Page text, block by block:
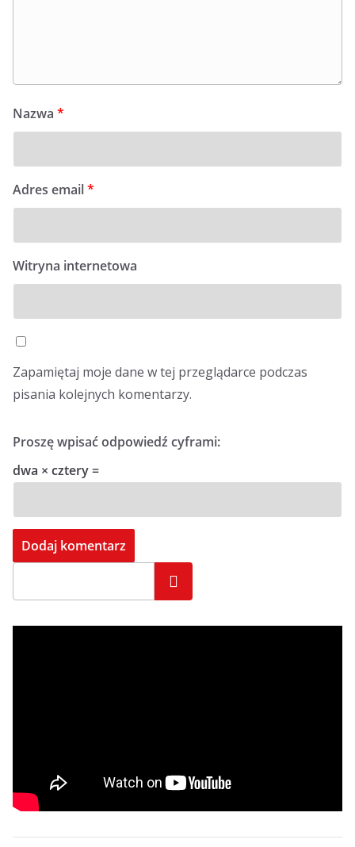
Nazwa *
Adres email*
Witryna internetowa
Zapamiętaj moje dane w tej przeglądarce podczas
pisania kolejnych komentarzy.
Proszę wpisać odpowiedź cyframi:
dwa × cztery =
Szukaj